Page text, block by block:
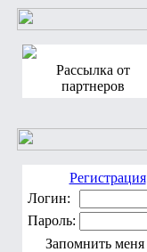
Рассылка от
партнеров
Регистрация
Логин:
Пароль:
Запомнить меня